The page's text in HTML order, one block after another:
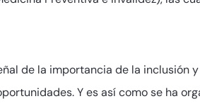
de la importancia de la inclusión
Y es así como se ha